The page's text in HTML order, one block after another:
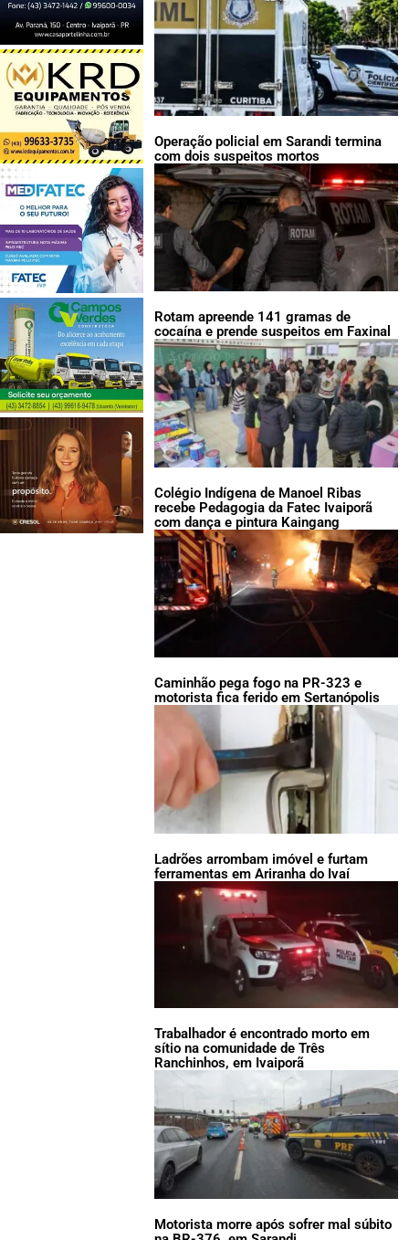
Operação policial em Sarandi termina
com dois suspeitos mortos
Rotam apreende 141 gramas de
cocaína e prende suspeitos em Faxinal
Colégio Indígena de Manoel Ribas
recebe Pedagogia da Fatec Ivaiporã
com dança e pintura Kaingang
Caminhão pega fogo na PR-323 e
motorista fica ferido em Sertanópolis
Ladrões arrombam imóvel e furtam
ferramentas em Ariranha do Ivaí
Trabalhador é encontrado morto em
sítio na comunidade de Três
Ranchinhos, em Ivaiporã
Motorista morre após sofrer mal súbito